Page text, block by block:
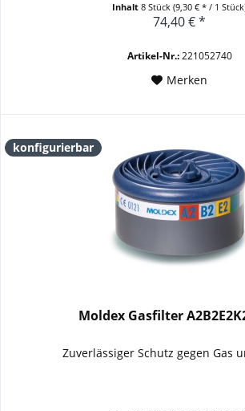
Inhalt8 Stück(9,30 € * / 1
74,40 € *
Artikel-Nr.:221052740
Merken
konfigurierbar
Moldex Gasfilter
Zuverlässiger Schutz gegen Gas